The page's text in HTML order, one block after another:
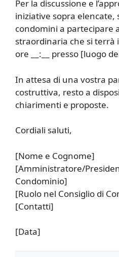
Per la discussione e
iniziative sopra elencate,
condomini a partecipare
straordinaria che si terrà
ore __:__ presso [luogo
In attesa di una vostra
costruttiva, resto a
chiarimenti e proposte.
Cordiali saluti,
[Nome e Cognome]
[Amministratore/
Condominio]
[Ruolo nel Consiglio di
[Contatti]
[Data]